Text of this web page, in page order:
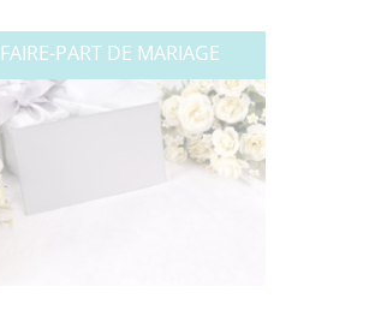
FAIRE-PART DE MARIAGE